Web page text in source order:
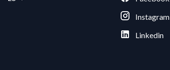
Instagram
Linkedin